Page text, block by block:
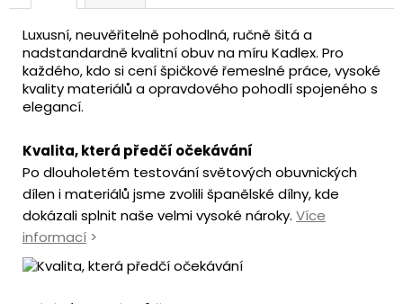
Luxusní, neuvěřitelně pohodlná, ručně šitá a
nadstandardně kvalitní obuv na míru Kadlex. Pro
každého, kdo si cení špičkové řemeslné práce, vysoké
kvality materiálů a opravdového pohodlí spojeného s
elegancí.
Kvalita, která předčí očekávání
Po dlouholetém testování světových obuvnických
dílen i materiálů jsme zvolili španělské dílny, kde
dokázali splnit naše velmi vysoké nároky. Více
informací >